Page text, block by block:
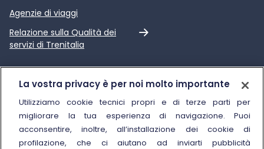
Agenzie di viaggi
Relazione sulla Qualità dei
servizi di Trenitalia
Link esterno
Chi siamo
Sostenibilità
Trenitalia for Business
La vostra privacy è per noi molto importante
Utilizziamo cookie tecnici propri e di terze parti per
migliorare la tua esperienza di navigazione. Puoi
acconsentire, inoltre, all’installazione dei cookie di
profilazione, che ci aiutano ad inviarti pubblicità